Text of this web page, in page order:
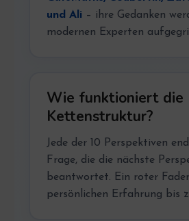
und Ali – ihre Gedanken
modernen Experten
Wie funktioniert die
Kettenstruktur?
Jede der 10 Perspektiven
Frage, die die nächste
beantwortet. Ein roter
persönlichen Erfahrung bis